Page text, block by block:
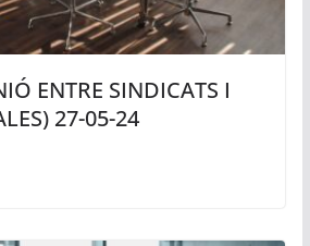
ENTRE SINDICATS I
27-05-24